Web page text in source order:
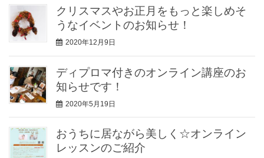
クリスマスやお正月をもっと楽しめそ
うなイベントのお知らせ！
2020年12月9日
ディプロマ付きのオンライン講座のお
知らせです！
2020年5月19日
おうちに居ながら美しく☆オンライン
レッスンのご紹介